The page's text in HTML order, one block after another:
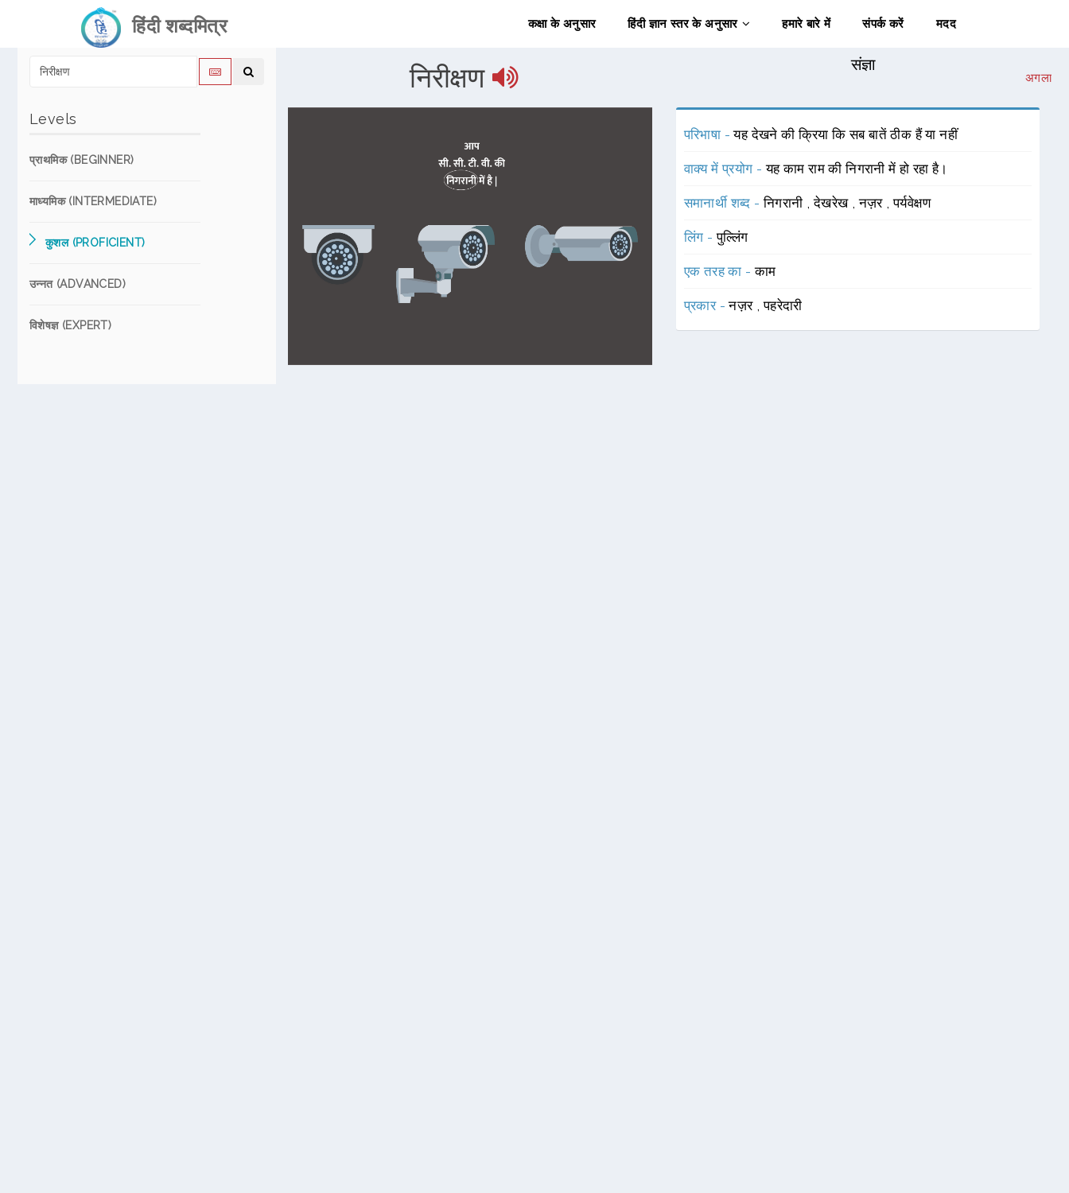
हिंदी शब्दमित्र कक्षा के अनुसार हिंदी ज्ञान स्तर के अनुसार हमारे बारे में संपर्क करें मदद
Levels
प्राथमिक (BEGINNER)
माध्यमिक (INTERMEDIATE)
कुशल (PROFICIENT)
उन्नत (ADVANCED)
विशेषज्ञ (EXPERT)
निरीक्षण संज्ञा
अगला
परिभाषा -यह देखने की क्रिया कि सब बातें ठीक हैं या नहीं
वाक्य में प्रयोग -यह काम राम की निगरानी में हो रहा है।
समानार्थी शब्द -निगरानी ,देखरेख ,नज़र ,पर्यवेक्षण
लिंग -पुल्लिंग
एक तरह का -काम
प्रकार -नज़र ,पहरेदारी